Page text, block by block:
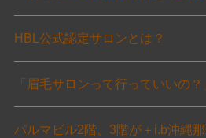
HBL公式認定サロンとは？
「眉毛サロンって行っていいの？
パルマビル2階、3階が＋i.b沖縄那